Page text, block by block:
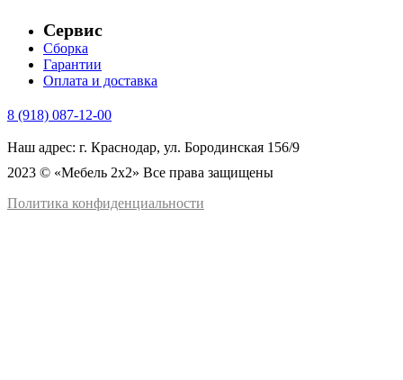
Сервис
Сборка
Гарантии
Оплата и доставка
8 (918) 087-12-00
Наш адрес: г. Краснодар, ул. Бородинская 156/9
2023 © «Мебель 2x2» Все права защищены
Политика конфиденциальности